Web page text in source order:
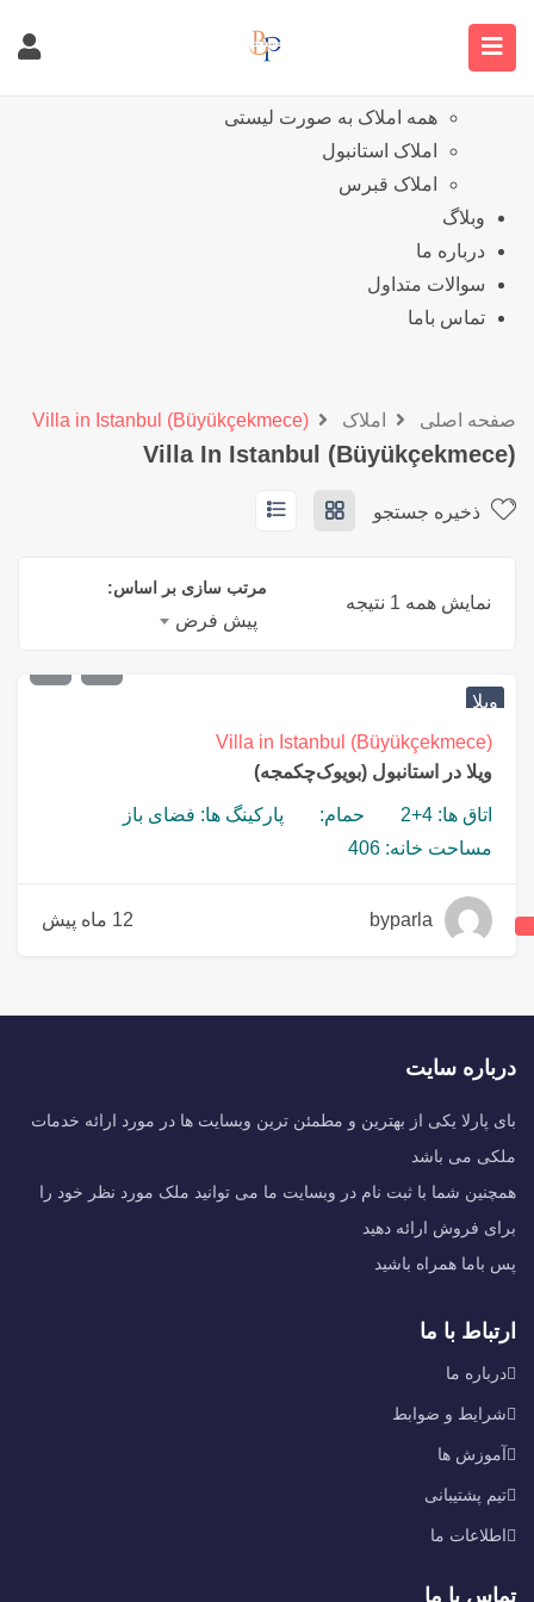
نمایش املاک
همه املاک به صورت لیستی
املاک استانبول
املاک قبرس
وبلاگ
درباره ما
سوالات متداول
تماس باما
صفحه اصلی املاک Villa in Istanbul (Büyükçekmece)
Villa In Istanbul (Büyükçekmece)
ذخیره جستجو
نمایش همه 1 نتیجه
مرتب سازی بر اساس:
پیش فرض
ویلا
Villa in Istanbul (Büyükçekmece)
ویلا در استانبول (بویوک‌چکمجه)
اتاق ها: 4+2 حمام:
پارکینگ ها: فضای باز
مساحت خانه: 406
byparla 12 ماه پیش
درباره سایت
بای پارلا یکی از بهترین و مطمئن ترین وبسایت ها در مورد ارائه خدمات
ملکی می باشد
همچنین شما با ثبت نام در وبسایت ما می توانید ملک مورد نظر خود را
برای فروش ارائه دهید
پس باما همراه باشید
ارتباط با ما
درباره ما
شرایط و ضوابط
آموزش ها
تیم پشتیبانی
اطلاعات ما
تماس با ما